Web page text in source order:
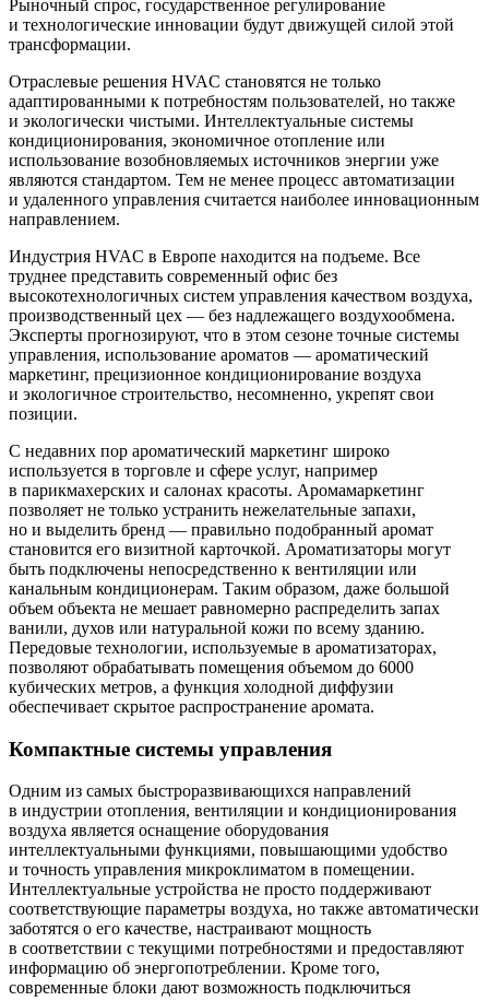
Рыночный спрос, государственное регулирование
и технологические инновации будут движущей силой этой
трансформации.
Отраслевые решения HVAC становятся не только
адаптированными к потребностям пользователей, но также
и экологически чистыми. Интеллектуальные системы
кондиционирования, экономичное отопление или
использование возобновляемых источников энергии уже
являются стандартом. Тем не менее процесс автоматизации
и удаленного управления считается наиболее инновационным
направлением.
Индустрия HVAC в Европе находится на подъеме. Все
труднее представить современный офис без
высокотехнологичных систем управления качеством воздуха,
производственный цех — ​без надлежащего воздухообмена.
Эксперты прогнозируют, что в этом сезоне точные системы
управления, использование ароматов — ​ароматический
маркетинг, прецизионное кондиционирование воздуха
и экологичное строительство, несомненно, укрепят свои
позиции.
С недавних пор ароматический маркетинг широко
используется в торговле и сфере услуг, например
в парикмахерских и салонах красоты. Аромамаркетинг
позволяет не только устранить нежелательные запахи,
но и выделить бренд — ​правильно подобранный аромат
становится его визитной карточкой. Ароматизаторы могут
быть подключены непосредственно к вентиляции или
канальным кондиционерам. Таким образом, даже большой
объем объекта не мешает равномерно распределить запах
ванили, духов или натуральной кожи по всему зданию.
Передовые технологии, используемые в ароматизаторах,
позволяют обрабатывать помещения объемом до 6000
кубических метров, а функция холодной диффузии
обеспечивает скрытое распространение аромата.
Компактные системы управления
Одним из самых быстроразвивающихся направлений
в индустрии отопления, вентиляции и кондиционирования
воздуха является оснащение оборудования
интеллектуальными функциями, повышающими удобство
и точность управления микроклиматом в помещении.
Интеллектуальные устройства не просто поддерживают
соответствующие параметры воздуха, но также автоматически
заботятся о его качестве, настраивают мощность
в соответствии с текущими потребностями и предоставляют
информацию об энергопотреблении. Кроме того,
современные блоки дают возможность подключиться